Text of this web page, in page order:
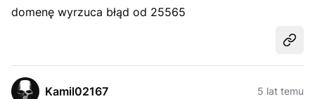
domenę wyrzuca błąd od 25565
Kamil02167 5 lat temu